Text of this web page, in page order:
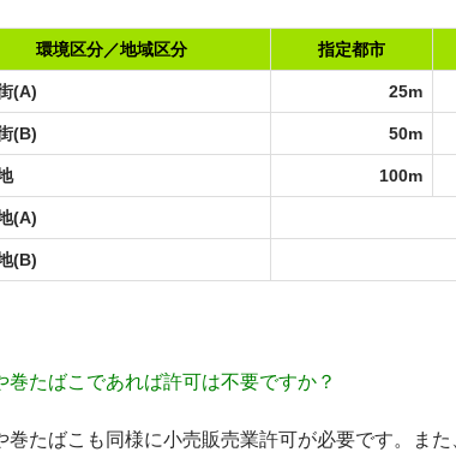
環境区分／地域区分 指定都市
(A) 25m
(B) 50m
100m
(A)
(B)
巻たばこであれば許可は不要ですか？
巻たばこも同様に小売販売業許可が必要です。ま